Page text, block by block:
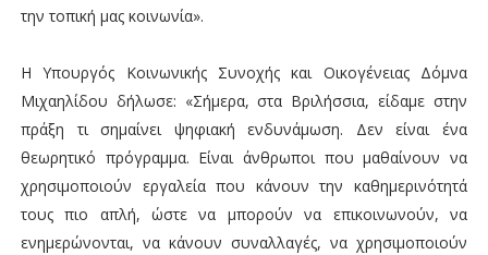
την τοπική μας κοινωνία».
Η Υπουργός Κοινωνικής Συνοχής και Οικογένειας Δόμνα
Μιχαηλίδου δήλωσε: «Σήμερα, στα Βριλήσσια, είδαμε στην
πράξη τι σημαίνει ψηφιακή ενδυνάμωση. Δεν είναι ένα
θεωρητικό πρόγραμμα. Είναι άνθρωποι που μαθαίνουν να
χρησιμοποιούν εργαλεία που κάνουν την καθημερινότητά
τους πιο απλή, ώστε να μπορούν να επικοινωνούν, να
ενημερώνονται, να κάνουν συναλλαγές, να χρησιμοποιούν